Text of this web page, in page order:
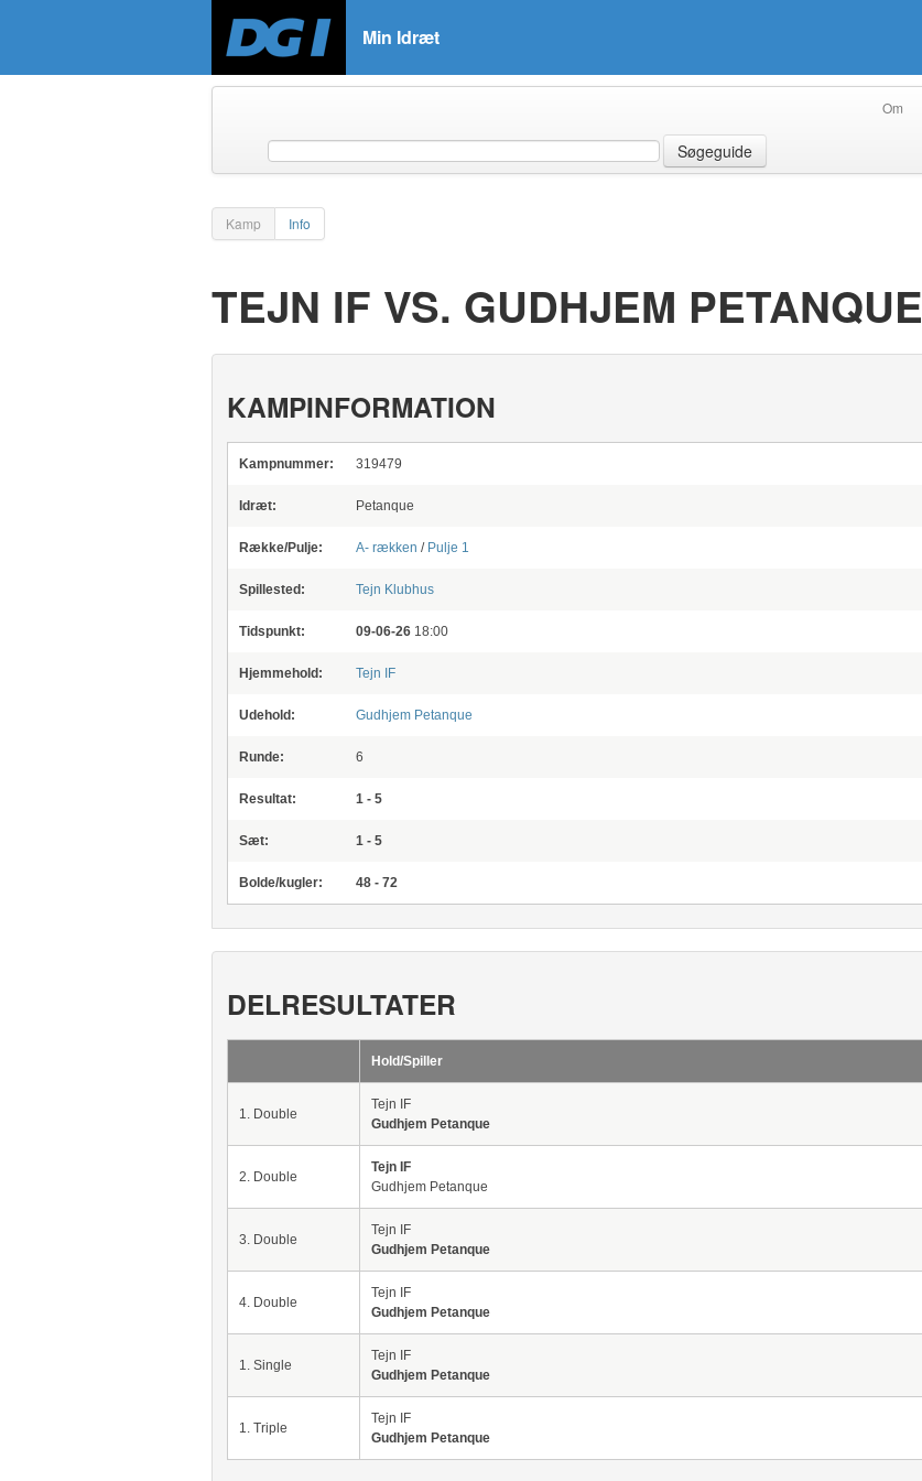
Min Idræt
Om
Søgeguide
Kamp Info
TEJN IF VS. GUDHJEM PETANQUE
KAMPINFORMATION
Kampnummer: 319479
Idræt: Petanque
Række/Pulje: A- rækken / Pulje 1
Spillested: Tejn Klubhus
Tidspunkt: 09-06-26 18:00
Hjemmehold: Tejn IF
Udehold: Gudhjem Petanque
Runde: 6
Resultat: 1 - 5
Sæt: 1 - 5
Bolde/kugler: 48 - 72
DELRESULTATER
Hold/Spiller
1. Double
Tejn IF
Gudhjem Petanque
2. Double
Tejn IF
Gudhjem Petanque
3. Double
Tejn IF
Gudhjem Petanque
4. Double
Tejn IF
Gudhjem Petanque
1. Single
Tejn IF
Gudhjem Petanque
1. Triple
Tejn IF
Gudhjem Petanque